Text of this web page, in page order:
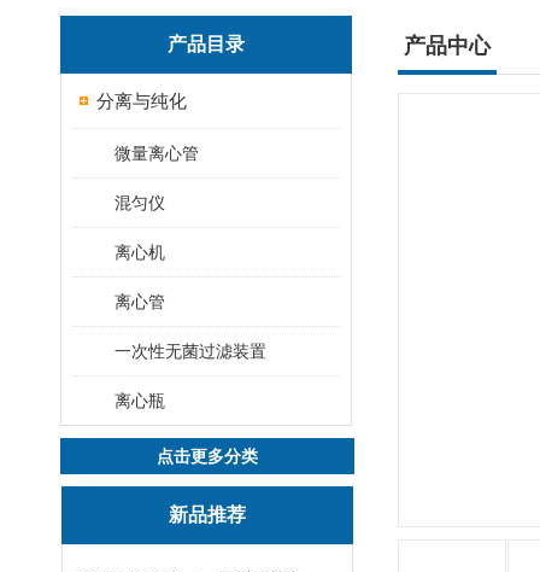
产品目录
分离与纯化
微量离心管
混匀仪
离心机
离心管
一次性无菌过滤装置
离心瓶
点击更多分类
新品推荐
产品中心